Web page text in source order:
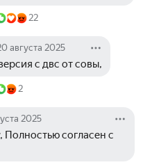
22
августа 2025
с двс от совы,
2
2025
согласен с